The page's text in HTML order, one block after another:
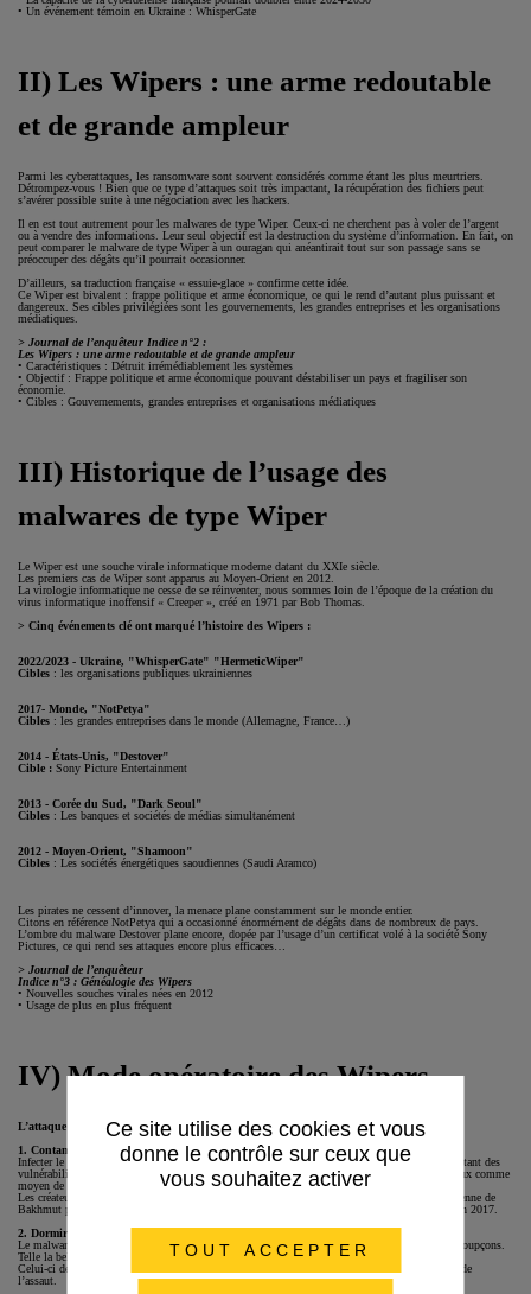
• Un événement témoin en Ukraine : WhisperGate
II) Les Wipers : une arme redoutable
et de grande ampleur
Parmi les cyberattaques, les ransomware sont souvent considérés comme étant les plus meurtriers.
Détrompez-vous ! Bien que ce type d’attaques soit très impactant, la récupération des fichiers peut
s’avérer possible suite à une négociation avec les hackers.
Il en est tout autrement pour les malwares de type Wiper. Ceux-ci ne cherchent pas à voler de l’argent
ou à vendre des informations. Leur seul objectif est la destruction du système d’information. En fait, on
peut comparer le malware de type Wiper à un ouragan qui anéantirait tout sur son passage sans se
préoccuper des dégâts qu’il pourrait occasionner.
D’ailleurs, sa traduction française « essuie-glace » confirme cette idée.
Ce Wiper est bivalent : frappe politique et arme économique, ce qui le rend d’autant plus puissant et
dangereux. Ses cibles privilégiées sont les gouvernements, les grandes entreprises et les organisations
médiatiques.
> Journal de l’enquêteur Indice n°2 :
Les Wipers : une arme redoutable et de grande ampleur
• Caractéristiques : Détruit irrémédiablement les systèmes
• Objectif : Frappe politique et arme économique pouvant déstabiliser un pays et fragiliser son
économie.
• Cibles : Gouvernements, grandes entreprises et organisations médiatiques
III) Historique de l’usage des
malwares de type Wiper
Le Wiper est une souche virale informatique moderne datant du XXIe siècle.
Les premiers cas de Wiper sont apparus au Moyen-Orient en 2012.
La virologie informatique ne cesse de se réinventer, nous sommes loin de l’époque de la création du
virus informatique inoffensif « Creeper », créé en 1971 par Bob Thomas.
> Cinq événements clé ont marqué l’histoire des Wipers :
2022/2023 - Ukraine, "WhisperGate" "HermeticWiper"
Cibles : les organisations publiques ukrainiennes
2017- Monde, "NotPetya"
Cibles : les grandes entreprises dans le monde (Allemagne, France…)
2014 - États-Unis, "Destover"
Cible : Sony Picture Entertainment
2013 - Corée du Sud, "Dark Seoul"
Cibles : Les banques et sociétés de médias simultanément
2012 - Moyen-Orient, "Shamoon"
Cibles : Les sociétés énergétiques saoudiennes (Saudi Aramco)
Les pirates ne cessent d’innover, la menace plane constamment sur le monde entier.
Citons en référence NotPetya qui a occasionné énormément de dégâts dans de nombreux de pays.
L’ombre du malware Destover plane encore, dopée par l’usage d’un certificat volé à la société Sony
Pictures, ce qui rend ses attaques encore plus efficaces…
> Journal de l’enquêteur
Indice n°3 : Généalogie des Wipers
• Nouvelles souches virales nées en 2012
• Usage de plus en plus fréquent
IV) Mode opératoire des Wipers
L’attaque se décline en 3 étapes :
1. Contaminer
Infecter le plus de machines possibles, en utilisant les outils de partage Windows et en exploitant des
vulnérabilités non patchées. Certains Wipers se servent également du téléchargement frauduleux comme
moyen de diffusion.
Les créateurs du malware NotPetya ont piraté la page d’accueil du site web de la ville ukrainienne de
Bakhmut pour déclencher le téléchargement automatique d’une fausse mise à jour Windows en 2017.
2. Dormir
Le malware n’effectue aucune action et reste dans un état léthargique pour ne pas éveiller les soupçons.
Telle la belle au bois dormant, il faudra un déclencheur pour le réveiller.
Celui-ci devra être discret afin d’éviter de se faire détecter lors du lancement de la commande de
l’assaut.
Ce site utilise des cookies et vous
donne le contrôle sur ceux que
vous souhaitez activer
TOUT ACCEPTER